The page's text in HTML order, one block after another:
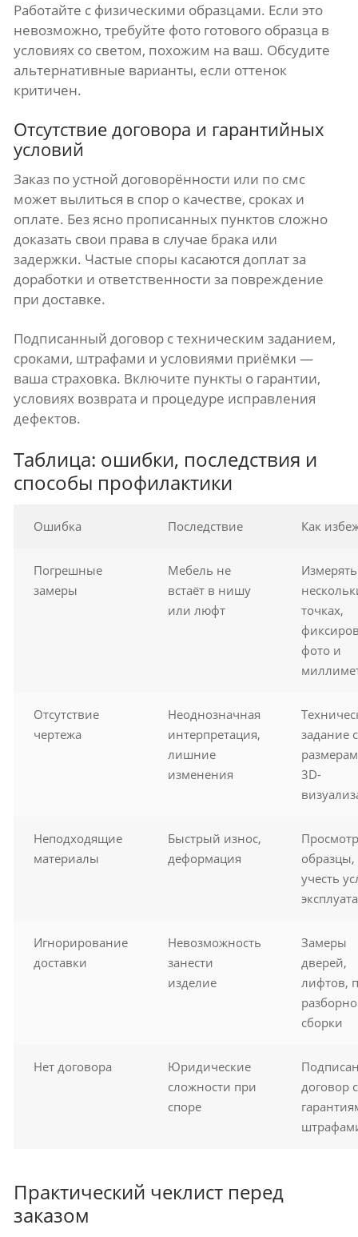
Работайте с физическими образцами. Если это
невозможно, требуйте фото готового образца в
условиях со светом, похожим на ваш. Обсудите
альтернативные варианты, если оттенок
критичен.
Отсутствие договора и гарантийных
условий
Заказ по устной договорённости или по смс
может вылиться в спор о качестве, сроках и
оплате. Без ясно прописанных пунктов сложно
доказать свои права в случае брака или
задержки. Частые споры касаются доплат за
доработки и ответственности за повреждение
при доставке.
Подписанный договор с техническим заданием,
сроками, штрафами и условиями приёмки —
ваша страховка. Включите пункты о гарантии,
условиях возврата и процедуре исправления
дефектов.
Таблица: ошибки, последствия и
способы профилактики
Ошибка Последствие Как
Погрешные
замеры
Мебель не
встаёт в нишу
или люфт
точках,
фото и
Отсутствие
чертежа
Неоднозначная
интерпретация,
лишние
изменения
задание с
3D-
Неподходящие
материалы
Быстрый износ,
деформация
образцы,
учесть
Игнорирование
доставки
Невозможность
занести
изделие
Замеры
дверей,
лифтов,
сборки
Нет договора
Юридические
сложности при
споре
договор с
Практический чеклист перед
заказом